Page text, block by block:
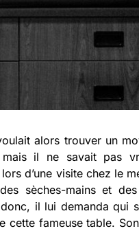
alors trouver un
il ne savait pas
d’une visite chez le
sèches-mains et
il lui demanda qui
cette fameuse table.